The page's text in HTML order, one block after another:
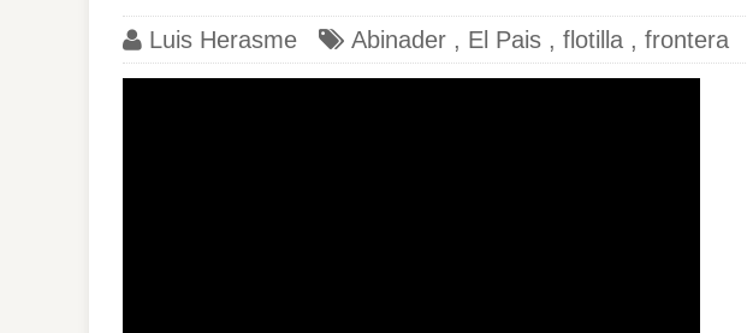
Luis Herasme Abinader , El Pais , flotilla , frontera